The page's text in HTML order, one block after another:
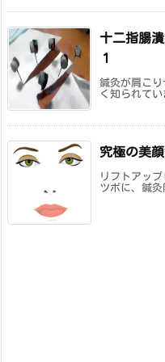
十二指腸
１
鍼灸が肩こ
く知られて
究極の美
リフトアッ
ツボに、鍼